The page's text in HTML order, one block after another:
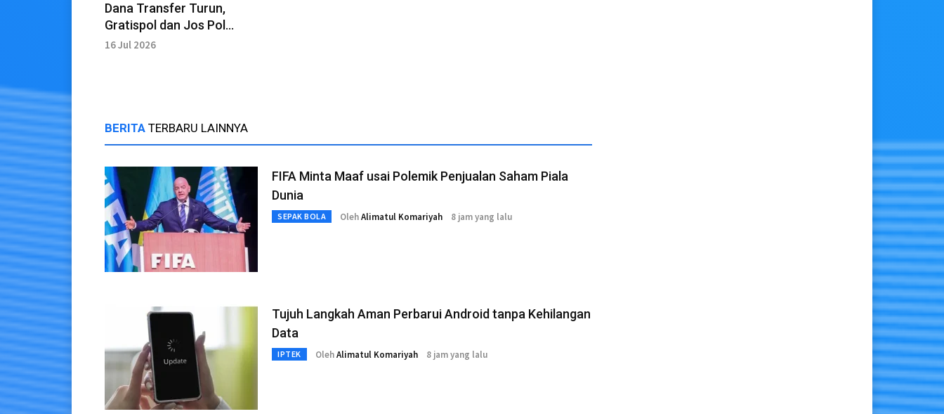
Dana Transfer Turun,
Gratispol dan Jos Pol
Disesuaikan Bertahap
16 Jul 2026
BERITA TERBARU LAINNYA
FIFA Minta Maaf usai Polemik Penjualan Saham Piala
Dunia
SEPAK BOLA OlehAlimatul Komariyah 8 jam yang lalu
Tujuh Langkah Aman Perbarui Android tanpa Kehilangan
Data
IPTEK OlehAlimatul Komariyah 8 jam yang lalu